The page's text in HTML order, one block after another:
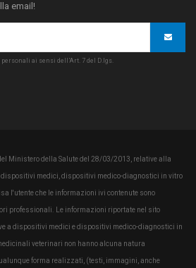
email!
ai sensi dell’Art. 7 del D.lgs.
Ministero della Salute del 28/03/2013, relative alla
medici, dispositivi medico-diagnostici in vitro
l'utente che le informazioni ivi contenute sono
professionali. Le informazioni riportate nel sito
a dispositivi medici e dispositivi medico-diagnostici in
veterinari non hanno alcuna natura
forma realizzati, (testi, immagini, anche